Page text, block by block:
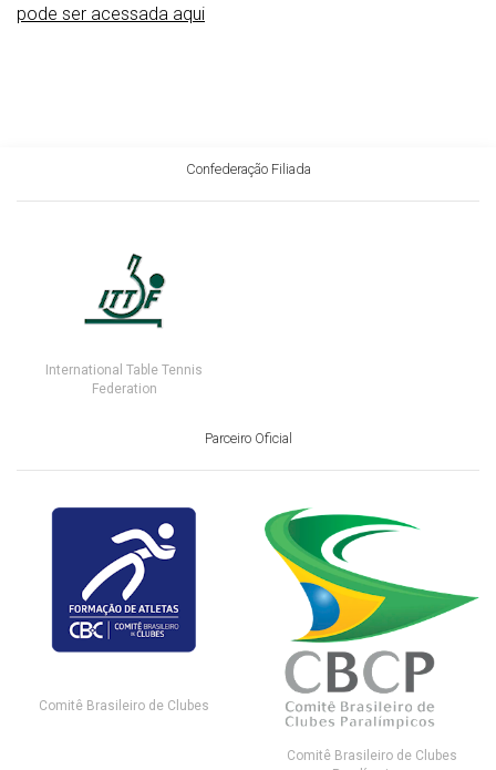
pode ser acessada aqui
Confederação Filiada
International Table Tennis
Federation
Parceiro Oficial
Comitê Brasileiro de Clubes
Comitê Brasileiro de Clubes